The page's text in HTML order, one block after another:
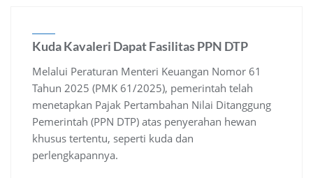
Kuda Kavaleri Dapat Fasilitas PPN DTP
Melalui Peraturan Menteri Keuangan Nomor 61
Tahun 2025 (PMK 61/2025), pemerintah telah
menetapkan Pajak Pertambahan Nilai Ditanggung
Pemerintah (PPN DTP) atas penyerahan hewan
khusus tertentu, seperti kuda dan
perlengkapannya.